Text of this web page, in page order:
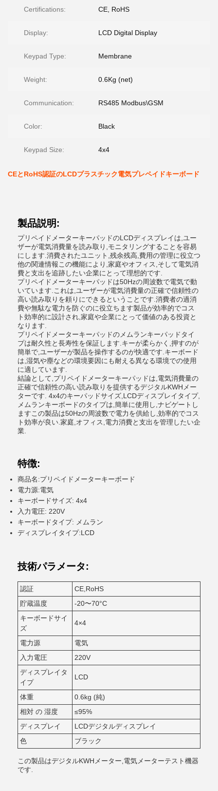
Certifications: CE, RoHS
Display: LCD Digital Display
Keypad Type: Membrane
Weight: 0.6Kg (net)
Communication: RS485 Modbus\GSM
Color: Black
Keypad Size: 4x4
CEとRoHS認証のLCDプラスチック電気プレペイドキーボード
製品説明:
プリペイドメーターキーパッドのLCDディスプレイは,ユー
ザーが電気消費量を読み取り,モニタリングすることを容易
にします.消費されたユニット,残余残高,費用の管理に役立つ
他の関連情報この機能により,家庭やオフィス,そして電気消
費と支出を追跡したい企業にとって理想的です.
プリペイドメーターキーパッドは50Hzの周波数で電気で動
いています.これは,ユーザーが電気消費量の正確で信頼性の
高い読み取りを頼りにできるということです.消費者の過消
費や無駄な電力を防ぐのに役立ちます製品が効率的でコス
ト効率的に設計され,家庭や企業にとって価値のある投資と
なります.
プリペイドメーターキーパッドのメムランキーパッドタイ
プは耐久性と長寿性を保証します.キーが柔らかく,押すのが
簡単で,ユーザーが製品を操作するのが快適です.キーボード
は,湿気や塵などの環境要因にも耐える異なる環境での使用
に適しています.
結論として,プリペイドメーターキーパッドは,電気消費量の
正確で信頼性の高い読み取りを提供するデジタルKWHメー
ターです. 4x4のキーパッドサイズ,LCDディスプレイタイプ,
メムランキーボードのタイプは,簡単に使用し,ナビゲートし
ますこの製品は50Hzの周波数で電力を供給し,効率的でコス
ト効率が良い.家庭,オフィス,電力消費と支出を管理したい企
業.
特徴:
商品名:プリペイドメーターキーボード
電力源:電気
キーボードサイズ: 4x4
入力電圧: 220V
キーボードタイプ: メムラン
ディスプレイタイプ:LCD
技術パラメータ:
認証
CE,RoHS
貯蔵温度
-20〜70°C
キーボードサイ
ズ
4×4
電力源
電気
入力電圧
220V
ディスプレイタ
イプ
LCD
体重
0.6kg (純)
相対 の 湿度
≤95%
ディスプレイ
LCDデジタルディスプレイ
色
ブラック
この製品はデジタルKWHメーター,電気メーターテスト機器
です.